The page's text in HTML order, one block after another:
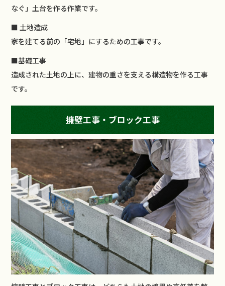
なぐ」土台を作る作業です。
■ 土地造成
家を建てる前の「宅地」にするための工事です。
■基礎工事
造成された土地の上に、建物の重さを支える構造物を作る工事
です。
擁壁工事・ブロック工事